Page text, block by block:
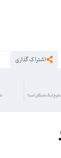
اشتراک گذاری
لیگ نخبگان آسیا!